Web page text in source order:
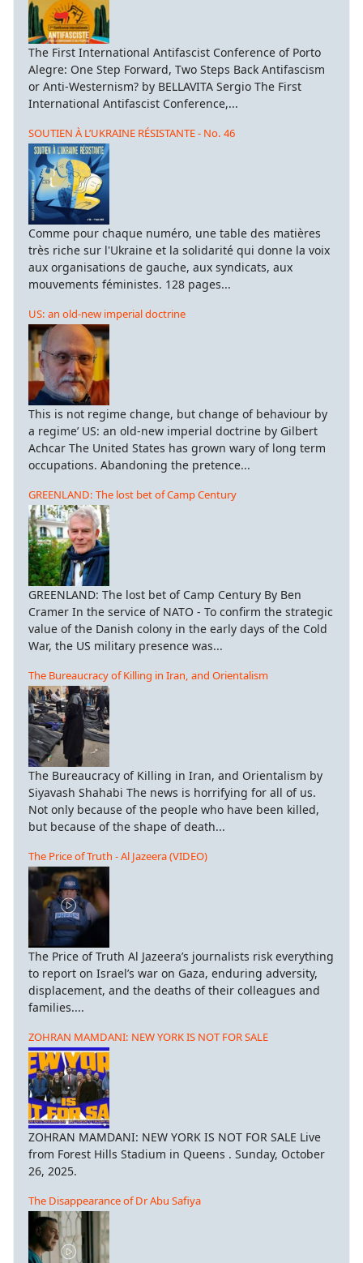
The First International Antifascist Conference of Porto
Alegre: One Step Forward, Two Steps Back Antifascism
or Anti-Westernism? by BELLAVITA Sergio The First
International Antifascist Conference,...
SOUTIEN À L’UKRAINE RÉSISTANTE - No. 46
Comme pour chaque numéro, une table des matières
très riche sur l'Ukraine et la solidarité qui donne la voix
aux organisations de gauche, aux syndicats, aux
mouvements féministes. 128 pages...
US: an old-new imperial doctrine
This is not regime change, but change of behaviour by
a regime’ US: an old-new imperial doctrine by Gilbert
Achcar The United States has grown wary of long term
occupations. Abandoning the pretence...
GREENLAND: The lost bet of Camp Century
GREENLAND: The lost bet of Camp Century By Ben
Cramer In the service of NATO - To confirm the strategic
value of the Danish colony in the early days of the Cold
War, the US military presence was...
The Bureaucracy of Killing in Iran, and Orientalism
The Bureaucracy of Killing in Iran, and Orientalism by
Siyavash Shahabi The news is horrifying for all of us.
Not only because of the people who have been killed,
but because of the shape of death...
The Price of Truth - Al Jazeera (VIDEO)
The Price of Truth Al Jazeera’s journalists risk everything
to report on Israel’s war on Gaza, enduring adversity,
displacement, and the deaths of their colleagues and
families....
ZOHRAN MAMDANI: NEW YORK IS NOT FOR SALE
ZOHRAN MAMDANI: NEW YORK IS NOT FOR SALE Live
from Forest Hills Stadium in Queens . Sunday, October
26, 2025.
The Disappearance of Dr Abu Safiya